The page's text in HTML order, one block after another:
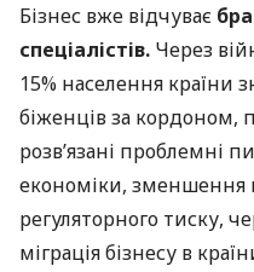
Бізнес вже відчуває
спеціалістів. Через
15% населення країни
біженців за кордоном,
розв’язані проблемні
економіки, зменшення
регуляторного тиску,
міграція бізнесу в